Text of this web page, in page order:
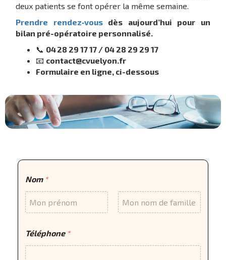
deux patients se font opérer la même semaine.
Prendre rendez‑vous dès aujourd’hui pour un
bilan pré-opératoire personnalisé.
📞 04 28 29 17 17 / 04 28 29 29 17
📧 contact@cvuelyon.fr
Formulaire en ligne, ci-dessous
Nom *
Téléphone *